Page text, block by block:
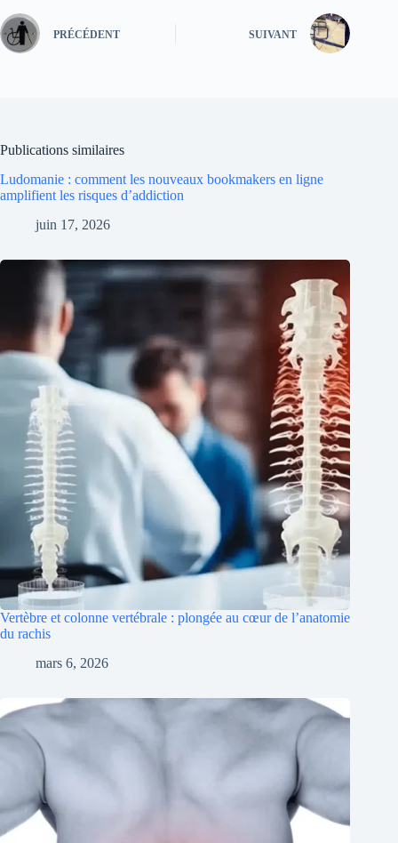
PRÉCÉDENT SUIVANT
Publications similaires
Ludomanie : comment les nouveaux bookmakers en ligne
amplifient les risques d’addiction
juin 17, 2026
Vertèbre et colonne vertébrale : plongée au cœur de l’anatomie
du rachis
mars 6, 2026